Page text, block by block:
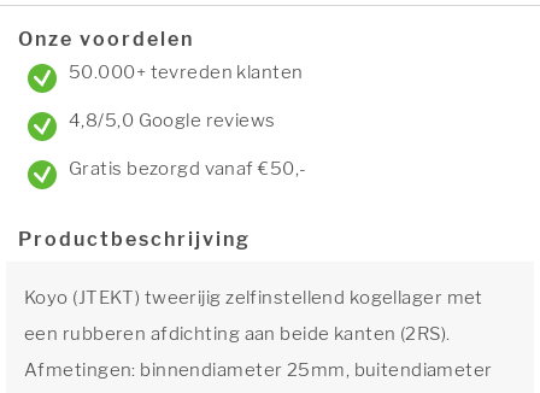
Onze voordelen
50.000+ tevreden klanten
4,8/5,0 Google reviews
Gratis bezorgd vanaf €50,-
Productbeschrijving
Koyo (JTEKT) tweerijig zelfinstellend kogellager met
een rubberen afdichting aan beide kanten (2RS).
Afmetingen: binnendiameter 25mm, buitendiameter